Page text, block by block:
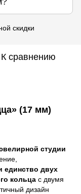
скидки
К сравнению
(17 мм)
студии
двух
кольца с двумя
дизайн